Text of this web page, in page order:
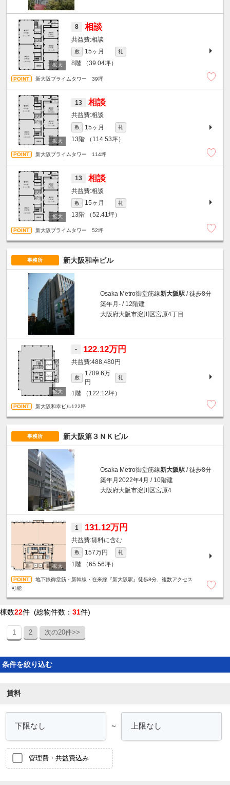
8 相談
相談
敷 15ヶ月 礼
8階 （39.04坪）
新大阪プライムタワー 39坪
13 相談
相談
敷 15ヶ月 礼
13階 （114.53坪）
新大阪プライムタワー 114坪
13 相談
相談
敷 15ヶ月 礼
13階 （52.41坪）
新大阪プライムタワー 52坪
事務所 新大阪和幸ビル
Osaka Metro御堂筋線新大阪駅 / 徒歩8分
築年月- / 12階建
大阪府大阪市淀川区宮原4丁目
- 122.12万円
488,480円
敷
1709.6万
円
礼
1階 （122.12坪）
新大阪和幸ビル122坪
事務所 新大阪第３ＮＫビル
Osaka Metro御堂筋線新大阪駅 / 徒歩8分
築年月2022年4月 / 10階建
大阪府大阪市淀川区宮原4
1 131.12万円
賃料に含む
敷 157万円 礼
1階 （65.56坪）
地下鉄御堂筋・新幹線・在来線『新大阪駅』徒歩8分、複数アクセス
可能
棟数22件 (総物件数： 31件)
1 2 次の20件>>
条件を絞り込む
賃料
～
管理費・共益費込み